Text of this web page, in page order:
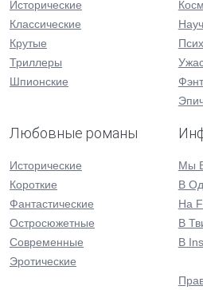
Исторические
Классические
Крутые
Триллеры
Шпионские
Любовные романы
Исторические
Короткие
Фантастические
Остросюжетные
Современные
Эротические
Мы
В
На
В
В